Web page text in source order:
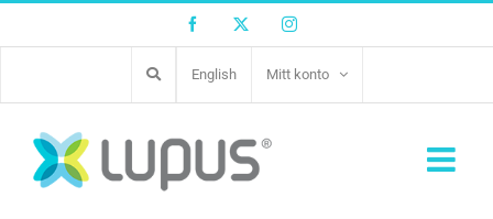
Facebook Twitter Instagram
English Mitt konto